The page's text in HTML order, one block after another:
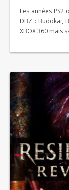
Les années
DBZ : Budokai,
XBOX 360 mais